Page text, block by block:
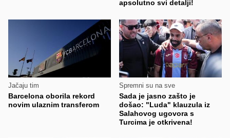
apsolutno svi detalji!
Jačaju tim
Barcelona oborila rekord
novim ulaznim transferom
Spremni su na sve
Sada je jasno zašto je
došao: "Luda" klauzula iz
Salahovog ugovora s
Turcima je otkrivena!